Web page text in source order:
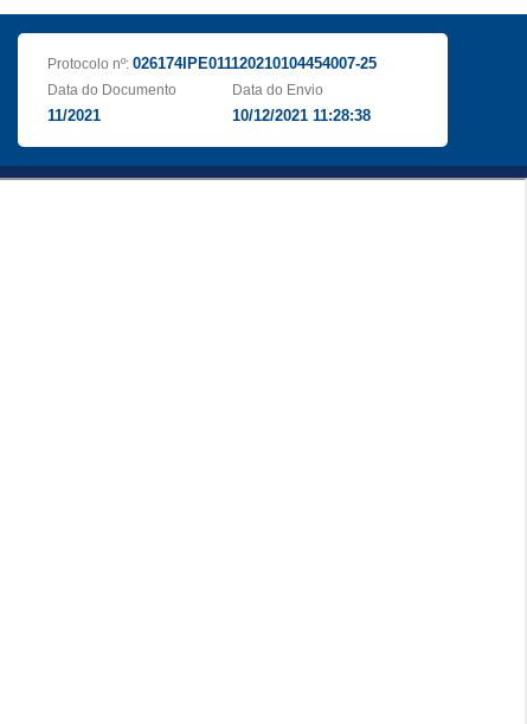
Protocolo nº: 026174IPE011120210104454007-25
Data do Documento
11/2021
Data do Envio
10/12/2021 11:28:38